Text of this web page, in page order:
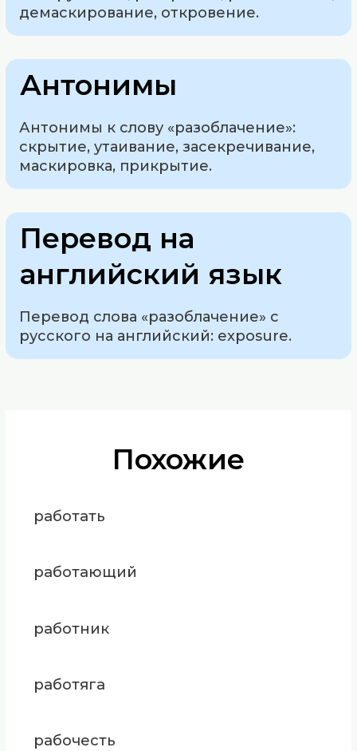
демаскирование, откровение.
Антонимы
Антонимы к слову «разоблачение»:
скрытие, утаивание, засекречивание,
маскировка, прикрытие.
Перевод на
английский язык
Перевод слова «разоблачение» с
русского на английский: exposure.
Похожие
работать
работающий
работник
работяга
рабочесть